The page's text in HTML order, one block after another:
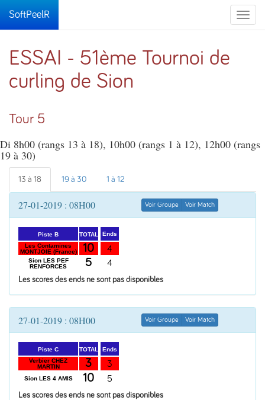
Toggle
SoftPeelR
ESSAI - 51ème Tournoi de
curling de Sion
Tour 5
Di 8h00 (rangs 13 à 18), 10h00 (rangs 1 à 12), 12h00 (rangs
19 à 30)
13 à 18 19 à 30 1 à 12
27-01-2019 : 08H00 Voir Groupe Voir Match
Piste B
Les Contamines
MONTJOIE (France)
Sion LES PEF
RENFORCES
TOTAL
10
5
Ends
4
4
Les scores des ends ne sont pas disponibles
27-01-2019 : 08H00 Voir Groupe Voir Match
Piste C
Verbier CHEZ
MARTIN
Sion LES 4 AMIS
TOTAL
3
10
Ends
3
5
Les scores des ends ne sont pas disponibles